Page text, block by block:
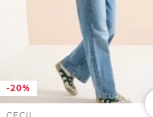
-20%